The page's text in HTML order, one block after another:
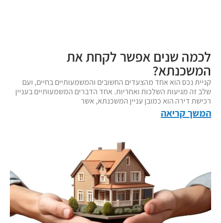
לכמה שנים אפשר לקחת את
המשכנתא?
קניית נכס הוא אחד מהצעדים החשובים והמשמעותיים בחיים, ועם
שלב זה מגיעות השלכות ואחריות. אחד הדברים המשמעותיים בעניין
רכישת דירה הוא כמובן עניין המשכנתא, אשר
המשך קריאה